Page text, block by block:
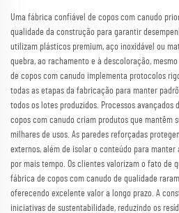
Uma fábrica confiável de copos com canudo
qualidade da construção para garantir
utilizam plásticos premium, aço inoxidável ou
quebra, ao rachamento e à descoloração,
de copos com canudo implementa protocolos
todas as etapas da fabricação para manter
todos os lotes produzidos. Processos
copos com canudo criam produtos que mantêm
milhares de usos. As paredes reforçadas
externos, além de isolar o conteúdo para manter
por mais tempo. Os clientes valorizam o fato de
fábrica de copos com canudo de qualidade
oferecendo excelente valor a longo prazo. A
iniciativas de sustentabilidade, reduzindo os